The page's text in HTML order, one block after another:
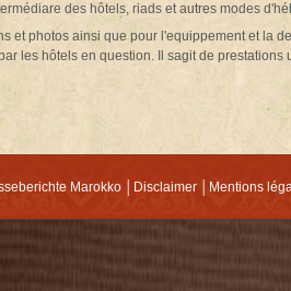
des hôtels, riads et autres modes
et photos ainsi que pour l'equippement et la
les hôtels en question. Il sagit de
Marokko Disclaimer Mentions